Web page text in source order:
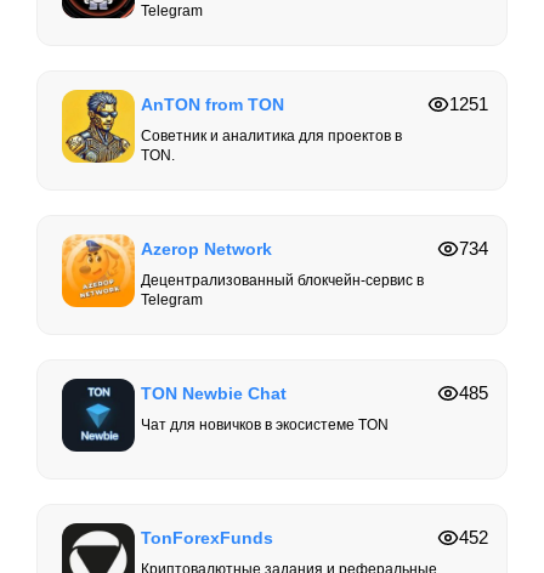
Telegram
AnTON from TON
Советник и аналитика для проектов в
TON.
1251
Azerop Network
Децентрализованный блокчейн-сервис в
Telegram
734
TON Newbie Chat
Чат для новичков в экосистеме TON
485
TonForexFunds
Криптовалютные задания и реферальные
452